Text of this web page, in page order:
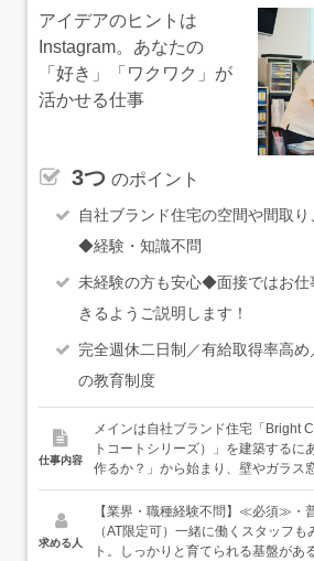
アイデアのヒントは
Instagram。あなたの
「好き」「ワクワク」が
活かせる仕事
3つ のポイント
自社ブランド住宅の空間や間取
◆経験・知識不問
未経験の方も安心◆面接ではお仕
きるようご説明します！
完全週休二日制／有給取得率高
の教育制度
仕事内容
メインは自社ブランド住宅「Bright
トコートシリーズ）」を建築するに
作るか？」から始まり、壁やガラス
クステリアなどについて設計スタッ
することです。どちらかというと、
ネーター」「空間プロデューサー」
際に施工の図面が完成したら、必要
求める人
【業界・職種経験不問】≪必須≫・
（AT限定可）一緒に働くスタッフ
ト。しっかりと育てられる基盤があ